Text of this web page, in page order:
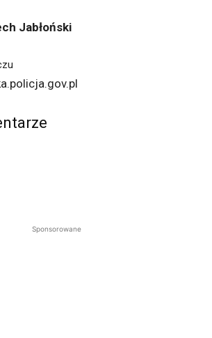
Jabłoński
Sponsorowane